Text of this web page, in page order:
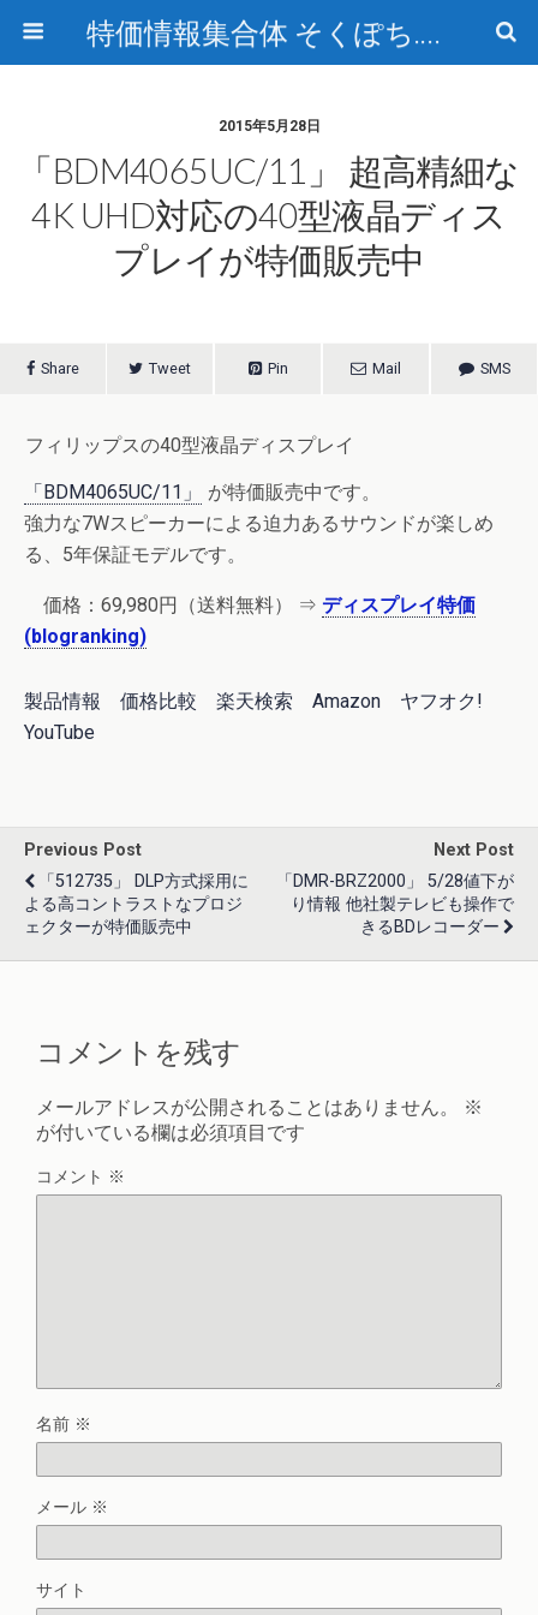
特価情報集合体 そくぽち.com
2015年5月28日
「BDM4065UC/11」 超高精細な
4K UHD対応の40型液晶ディス
プレイが特価販売中
Share Tweet Pin Mail SMS
フィリップスの40型液晶ディスプレイ
「BDM4065UC/11」
が特価販売中です。
強力な7Wスピーカーによる迫力あるサウンドが楽しめ
る、5年保証モデルです。
価格：69,980円（送料無料） ⇒ ディスプレイ特価
(blogranking)
製品情報 価格比較 楽天検索 Amazon
ヤフオク!
YouTube
Previous Post
「512735」 DLP方式採用に
よる高コントラストなプロジ
ェクターが特価販売中
Next Post
「DMR-BRZ2000」 5/28値下が
り情報 他社製テレビも操作で
きるBDレコーダー
コメントを残す
メールアドレスが公開されることはありません。
※
が付いている欄は必須項目です
コメント ※
名前 ※
メール ※
サイト